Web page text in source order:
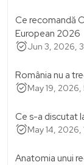
Ce recomandă
European 2026
alarm_onJun 3, 2026,
România nu a
alarm_onMay 19, 2026,
Ce s-a discutat
alarm_onMay 14, 2026,
Anatomia unui